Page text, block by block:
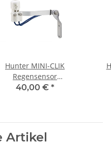
Hunter MINI-CLIK
Regensensor
kabelgebunden
40,00 € *
Artikel